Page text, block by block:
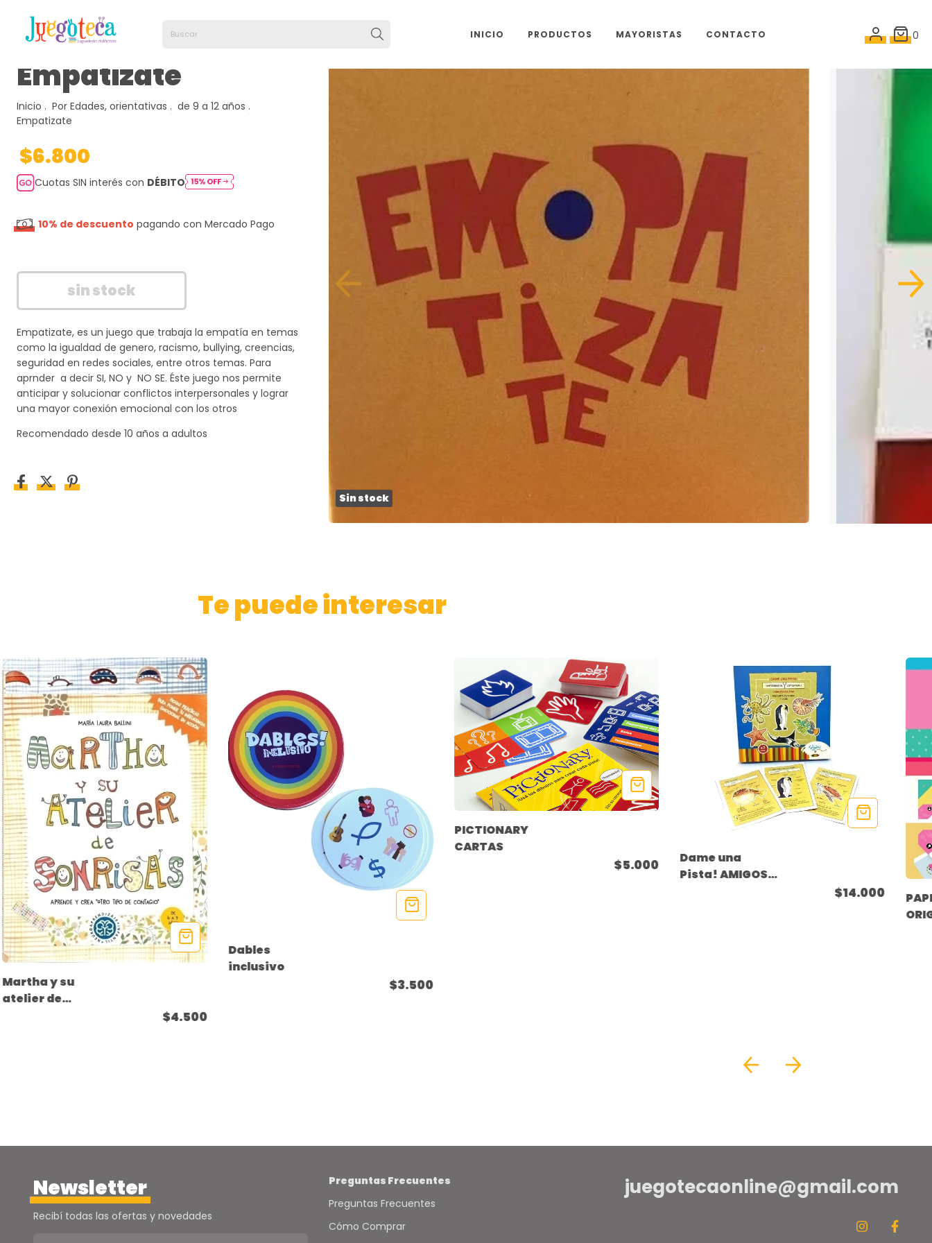
INICIO PRODUCTOS MAYORISTAS CONTACTO 0
Empatizate
Inicio . Por Edades, orientativas . de 9 a 12 años .
Empatizate
$6.800
Cuotas SIN interés con DÉBITO
10% de descuento pagando con Mercado Pago
Empatizate, es un juego que trabaja la empatía en temas
como la igualdad de genero, racismo, bullying, creencias,
seguridad en redes sociales, entre otros temas. Para
aprnder a decir SI, NO y NO SE. Éste juego nos permite
anticipar y solucionar conflictos interpersonales y lograr
una mayor conexión emocional con los otros
Recomendado desde 10 años a adultos
Sin stock
Te puede interesar
Martha y su
atelier de
$4.500
Dables
inclusivo
$3.500
PICTIONARY
CARTAS
$5.000
Dame una
Pista! AMIGOS
$14.000
Newsletter
Recibí todas las ofertas y novedades
Preguntas Frecuentes
Preguntas Frecuentes
Cómo Comprar
juegotecaonline@gmail.com